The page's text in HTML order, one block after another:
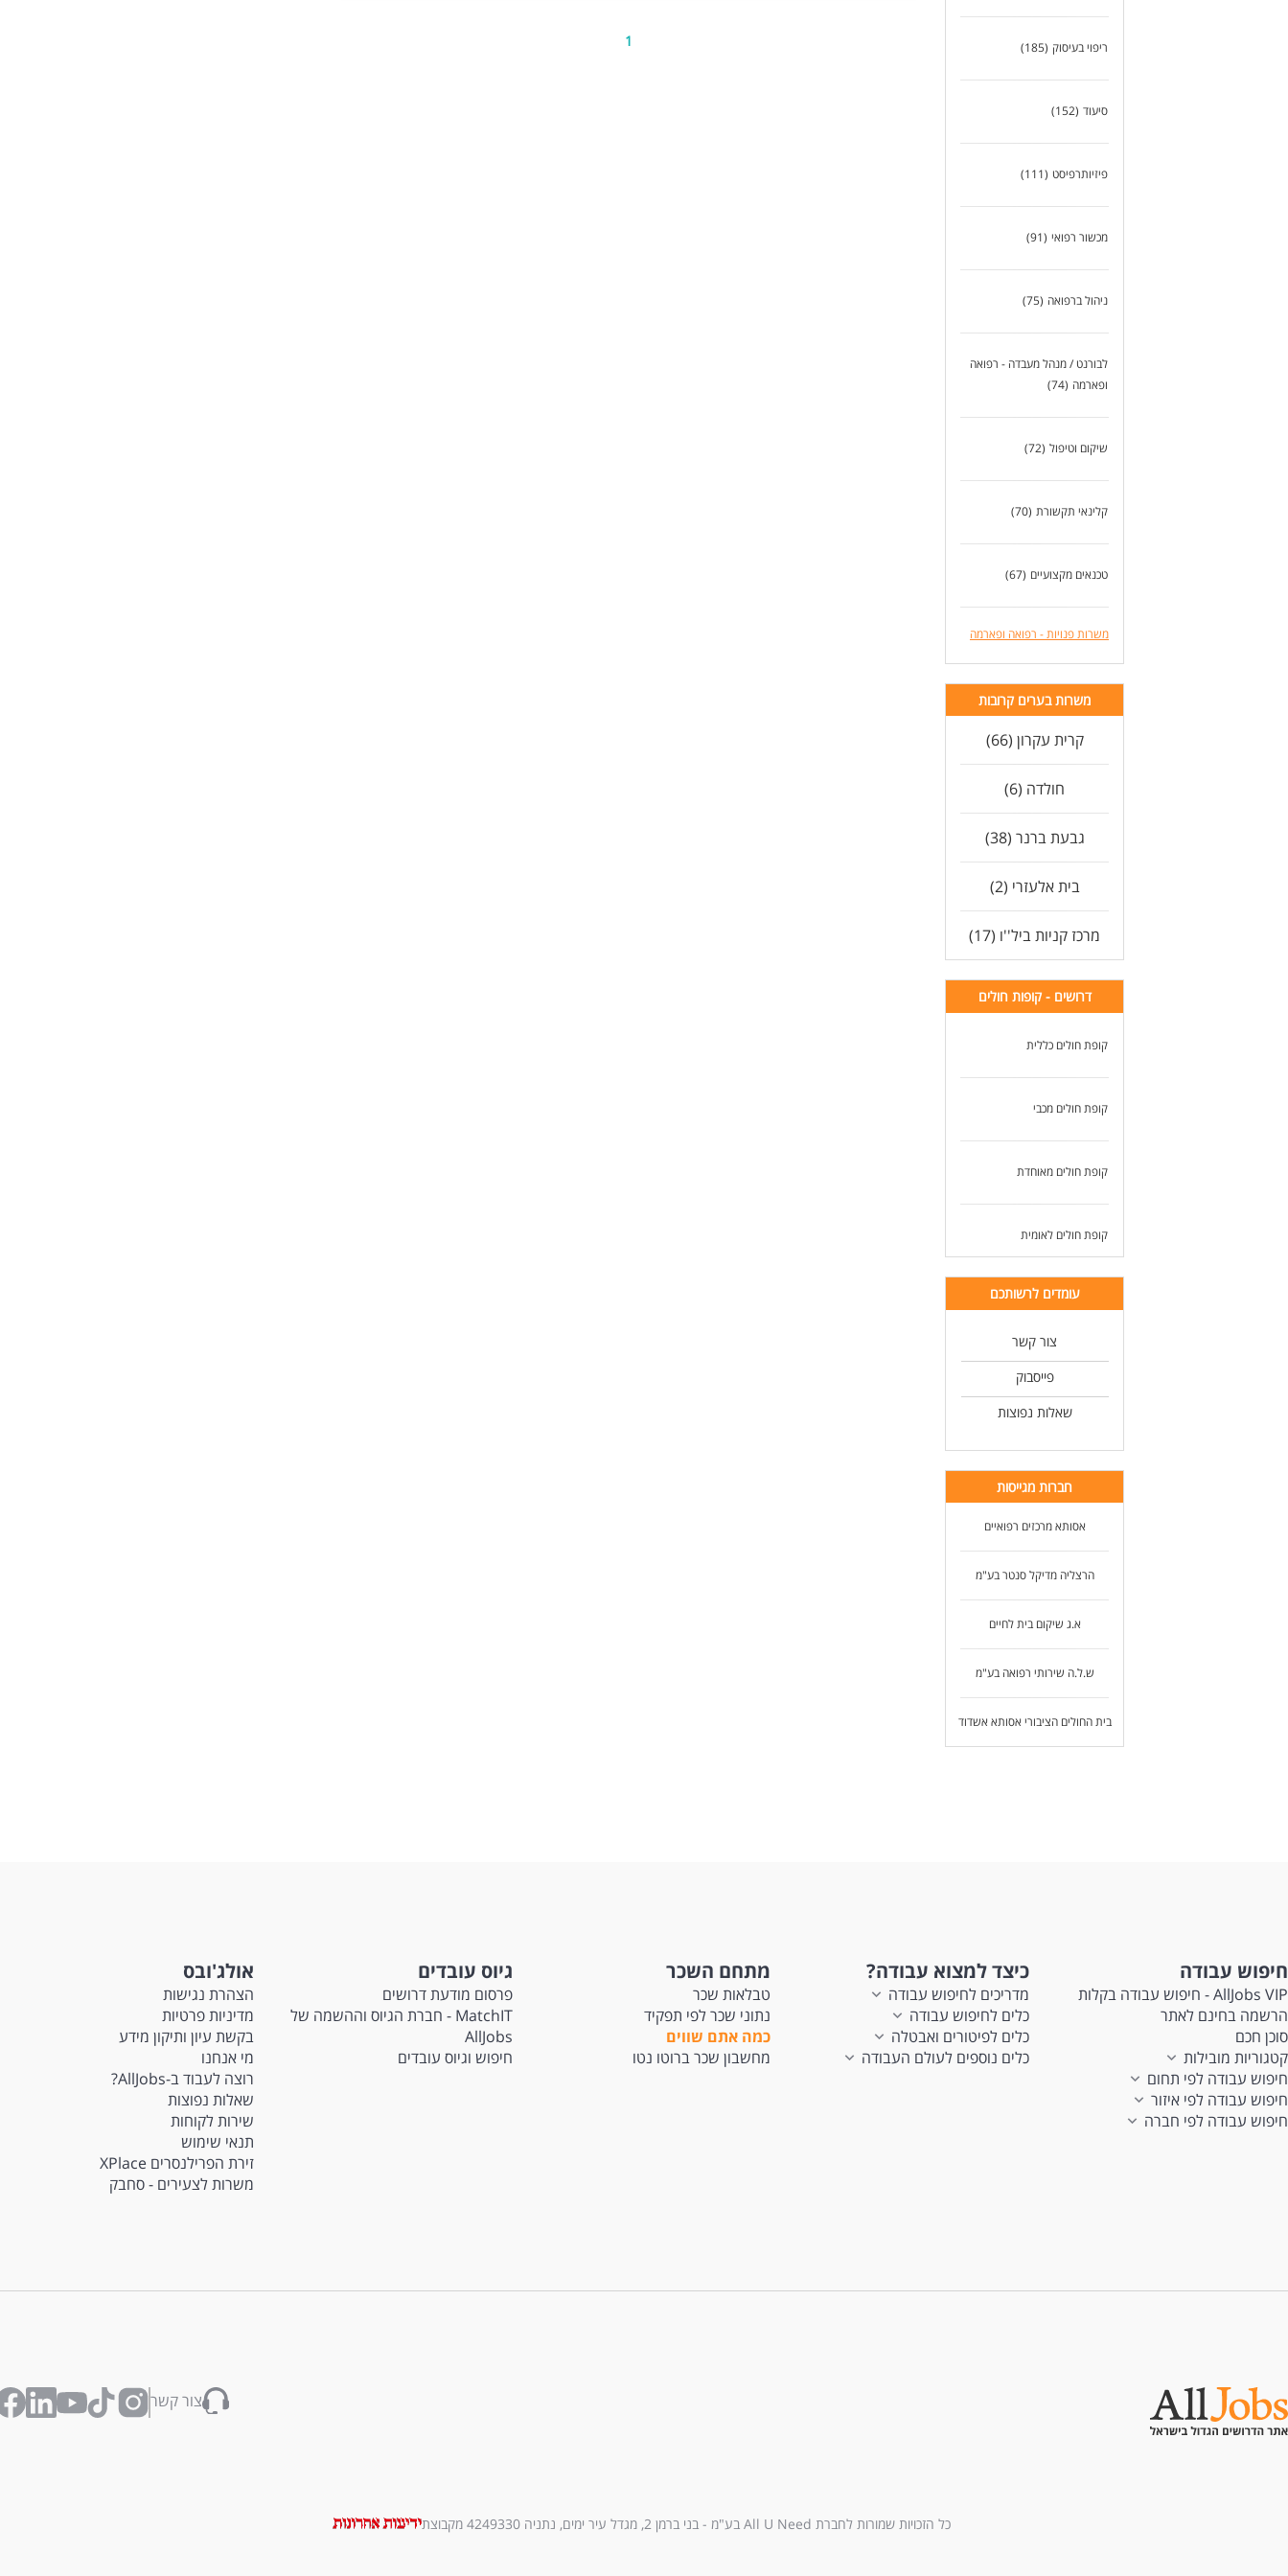
ריפוי בעיסוק (185)
סיעוד (152)
פיזיותרפיסט (111)
מכשור רפואי (91)
ניהול ברפואה (75)
לבורנט / מנהל מעבדה - רפואה
ופארמה (74)
שיקום וטיפול (72)
קלינאי תקשורת (70)
טכנאים מקצועיים (67)
משרות פנויות - רפואה ופארמה
משרות בערים קרובות
קרית עקרון (66)
חולדה (6)
גבעת ברנר (38)
בית אלעזרי (2)
מרכז קניות ביל''ו (17)
דרושים - קופות חולים
קופת חולים כללית
קופת חולים מכבי
קופת חולים מאוחדת
קופת חולים לאומית
עומדים לרשותכם
צור קשר
פייסבוק
שאלות נפוצות
חברות מגייסות
אסותא מרכזים רפואיים
הרצליה מדיקל סנטר בע"מ
א.ג שיקום בית לחיים
ש.ל.ה שירותי רפואה בע"מ
בית החולים הציבורי אסותא אשדוד
המעוניינים להשתלב בתחום השיקום ובריאות הנפש
היוםיום, חיזוק מיומנויות חברתיות ועבודה כחלק מצוות מקצועי, תומך ומכיל.
1
חיפוש עבודה
AllJobs VIP - חיפוש עבודה בקלות
הרשמה בחינם לאתר
סוכן חכם
קטגוריות מובילות
חיפוש עבודה לפי תחום
חיפוש עבודה לפי איזור
חיפוש עבודה לפי חברה
כיצד למצוא עבודה?
מדריכים לחיפוש עבודה
כלים לחיפוש עבודה
כלים לפיטורים ואבטלה
כלים נוספים לעולם העבודה
מתחם השכר
טבלאות שכר
נתוני שכר לפי תפקיד
כמה אתם שווים
מחשבון שכר ברוטו נטו
גיוס עובדים
פרסום מודעת דרושים
MatchIT - חברת הגיוס וההשמה של
AllJobs
חיפוש וגיוס עובדים
אולג'ובס
הצהרת נגישות
מדיניות פרטיות
בקשת עיון ותיקון מידע
מי אנחנו
רוצה לעבוד ב-AllJobs?
שאלות נפוצות
שירות לקוחות
תנאי שימוש
זירת הפרילנסרים XPlace
משרות לצעירים - סחבק
צור קשר
כל הזכויות שמורות לחברת All U Need בע"מ - בני ברמן 2, מגדל עיר ימים, נתניה 4249330 מקבוצת